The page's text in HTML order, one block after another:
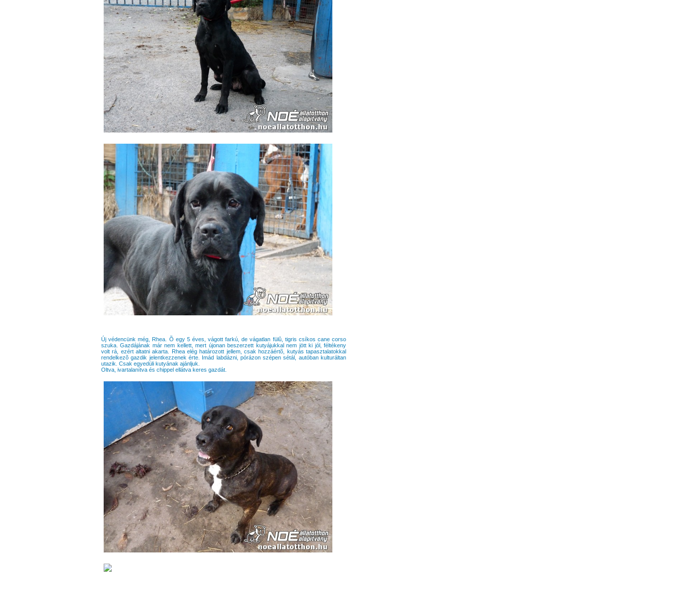
Új védencünk még, Rhea. Õ egy 5 éves, vágott farkú, de vágatlan fülû, tigris csíkos cane corso
szuka. Gazdájának már nem kellett, mert újonan beszerzett kutyájukkal nem jött ki jól, féltékeny
volt rá, ezért altatni akarta. Rhea elég határozott jellem, csak hozzáértõ, kutyás tapasztalatokkal
rendelkezõ gazdik jelentkezzenek érte. Imád labdázni, pórázon szépen sétál, autóban kulturáltan
utazik. Csak egyedüli kutyának ajánljuk.
Oltva, ivartalanítva és chippel ellátva keres gazdát.